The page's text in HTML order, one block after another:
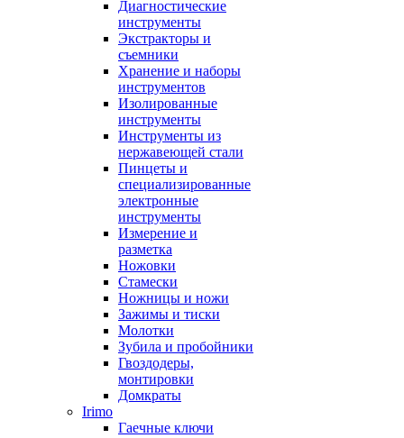
Диагностические
инструменты
Экстракторы и
съемники
Хранение и наборы
инструментов
Изолированные
инструменты
Инструменты из
нержавеющей стали
Пинцеты и
специализированные
электронные
инструменты
Измерение и
разметка
Ножовки
Стамески
Ножницы и ножи
Зажимы и тиски
Молотки
Зубила и пробойники
Гвоздодеры,
монтировки
Домкраты
Irimo
Гаечные ключи